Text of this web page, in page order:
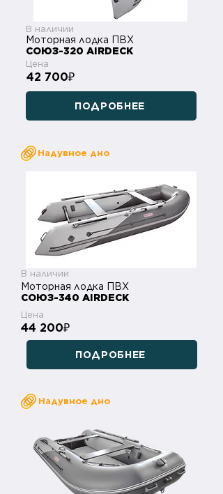
В наличии
Моторная лодка ПВХ
СОЮЗ-320 AIRDECK
Цена
42 700₽
ПОДРОБНЕЕ
Надувное дно
В наличии
Моторная лодка ПВХ
СОЮЗ-340 AIRDECK
Цена
44 200₽
ПОДРОБНЕЕ
Надувное дно